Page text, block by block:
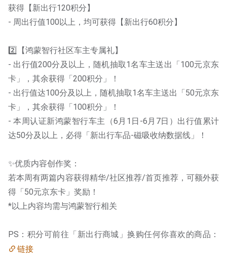
获得【新出行120积分】
- 周出行值100以上，均可获得【新出行60积分】
2️⃣【鸿蒙智行社区车主专属礼】
- 出行值200分及以上，随机抽取1名车主送出「100元京东
卡」，其余获得「200积分」！
- 出行值达100分及以上，随机抽取1名车主送出「50元京东
卡」，其余获得「100积分」！
- 本周认证新鸿蒙智行车主（6月1日-6月7日）出行值累计
达50分及以上，必得「新出行车品-磁吸收纳数据线」！
✨优质内容创作奖：
若本周有两篇内容获得精华/社区推荐/首页推荐，可额外获
得「50元京东卡」奖励！
*以上内容均需与鸿蒙智行相关
PS：积分可前往「新出行商城」换购任何你喜欢的商品：
链接